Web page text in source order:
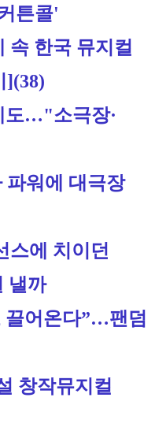
튼콜'
속 한국 뮤지컬
](38)
도…"소극장·
워에 대극장
스에 치이던
낼까
끌어온다”…팬덤
창작뮤지컬